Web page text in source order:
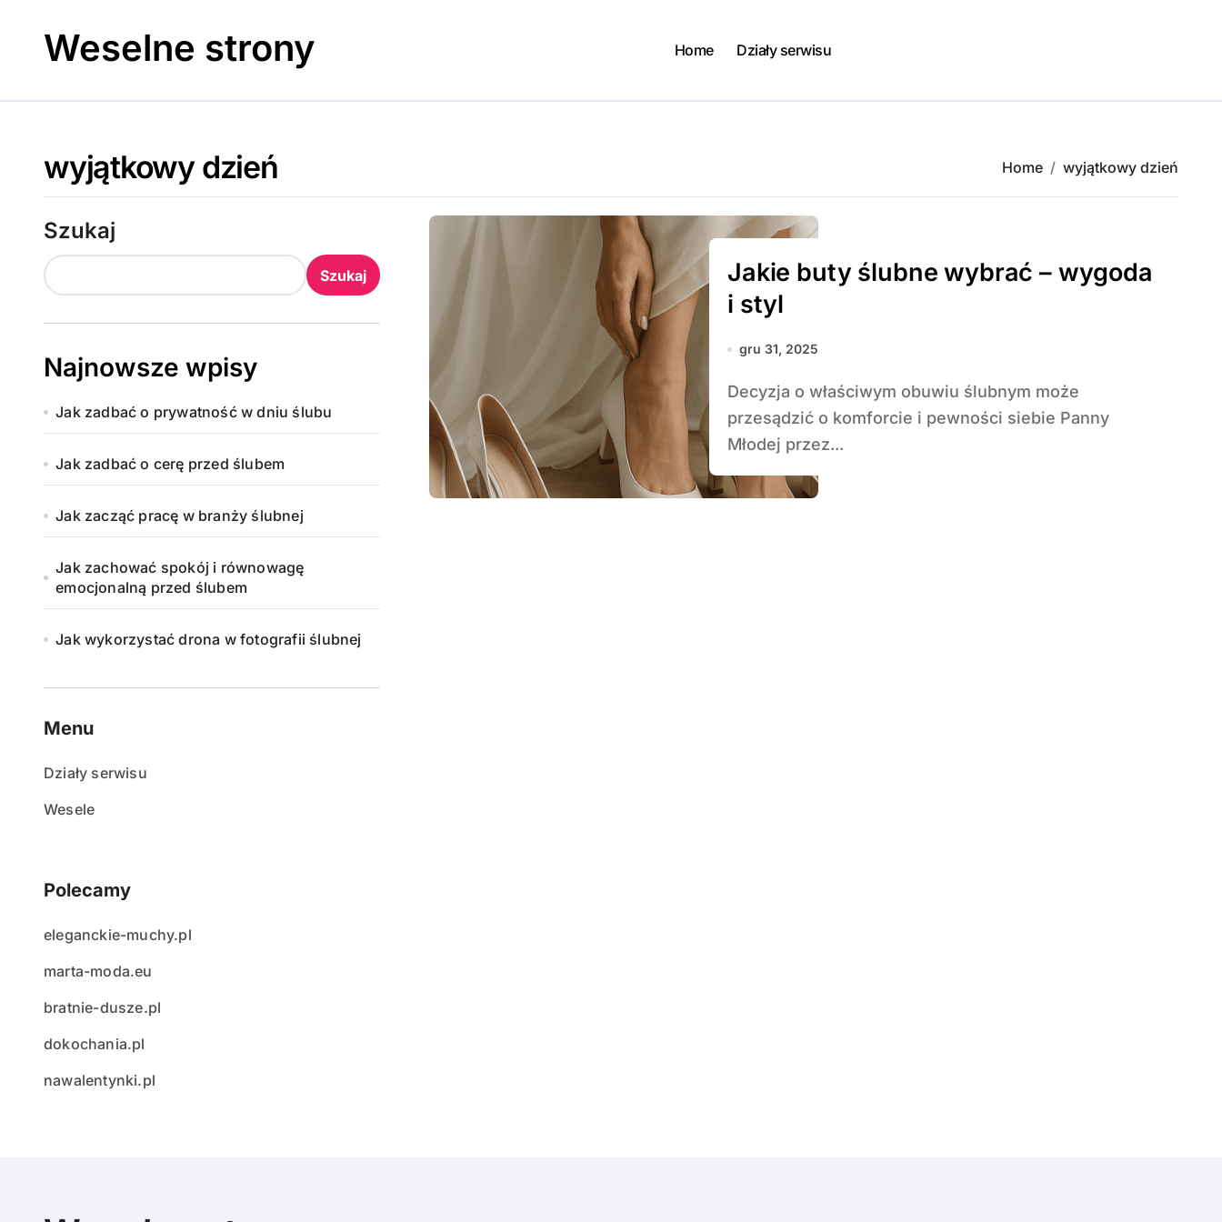
contentWeselne strony Home Działy serwisu
wyjątkowy dzień Home wyjątkowy dzień
Szukaj
Szukaj
Najnowsze wpisy
Jak zadbać o prywatność w dniu ślubu
Jak zadbać o cerę przed ślubem
Jak zacząć pracę w branży ślubnej
Jak zachować spokój i równowagę
emocjonalną przed ślubem
Jak wykorzystać drona w fotografii ślubnej
Menu
Działy serwisu
Wesele
Polecamy
eleganckie-muchy.pl
marta-moda.eu
bratnie-dusze.pl
dokochania.pl
nawalentynki.pl
Jakie buty ślubne wybrać – wygoda
i styl
gru 31, 2025
Decyzja o właściwym obuwiu ślubnym może
przesądzić o komforcie i pewności siebie Panny
Młodej przez...